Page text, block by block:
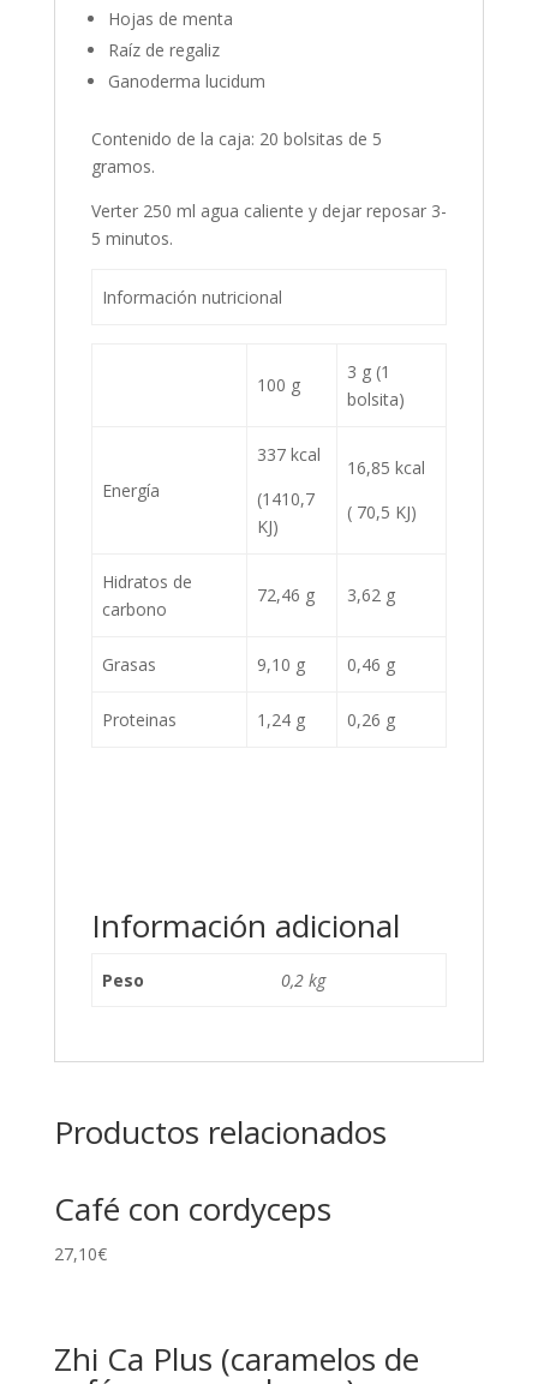
Hojas de menta
Raíz de regaliz
Ganoderma lucidum
Contenido de la caja: 20 bolsitas de 5
gramos.
Verter 250 ml agua caliente y dejar reposar 3-
5 minutos.
Información nutricional
100 g
3 g (1
bolsita)
Energía
337 kcal
(1410,7
KJ)
16,85 kcal
( 70,5 KJ)
Hidratos de
carbono
72,46 g 3,62 g
Grasas 9,10 g 0,46 g
Proteinas 1,24 g 0,26 g
Información adicional
Peso 0,2 kg
Productos relacionados
Café con cordyceps
27,10€
Zhi Ca Plus (caramelos de